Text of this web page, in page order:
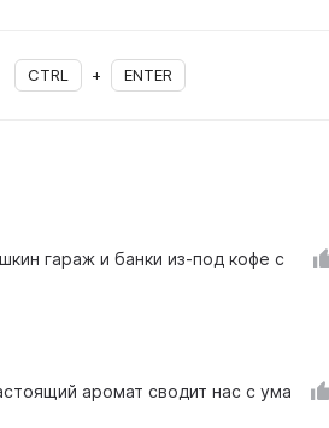
CTRL + ENTER
гараж и банки из-под кофе с
аромат сводит нас с ума